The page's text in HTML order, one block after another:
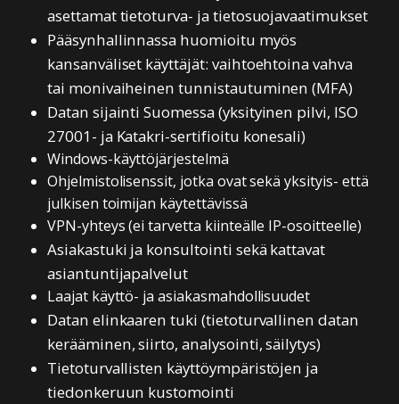
asettamat tietoturva- ja tietosuojavaatimukset
Pääsynhallinnassa huomioitu myös
kansanväliset käyttäjät: vaihtoehtoina vahva
tai monivaiheinen tunnistautuminen (MFA)
Datan sijainti Suomessa (yksityinen pilvi, ISO
27001- ja Katakri-sertifioitu konesali)
Windows-käyttöjärjestelmä
Ohjelmistolisenssit, jotka ovat sekä yksityis- että
julkisen toimijan käytettävissä
VPN-yhteys (ei tarvetta kiinteälle IP-osoitteelle)
Asiakastuki ja konsultointi sekä kattavat
asiantuntijapalvelut
Laajat käyttö- ja asiakasmahdollisuudet
Datan elinkaaren tuki (tietoturvallinen datan
kerääminen, siirto, analysointi, säilytys)
Tietoturvallisten käyttöympäristöjen ja
tiedonkeruun kustomointi